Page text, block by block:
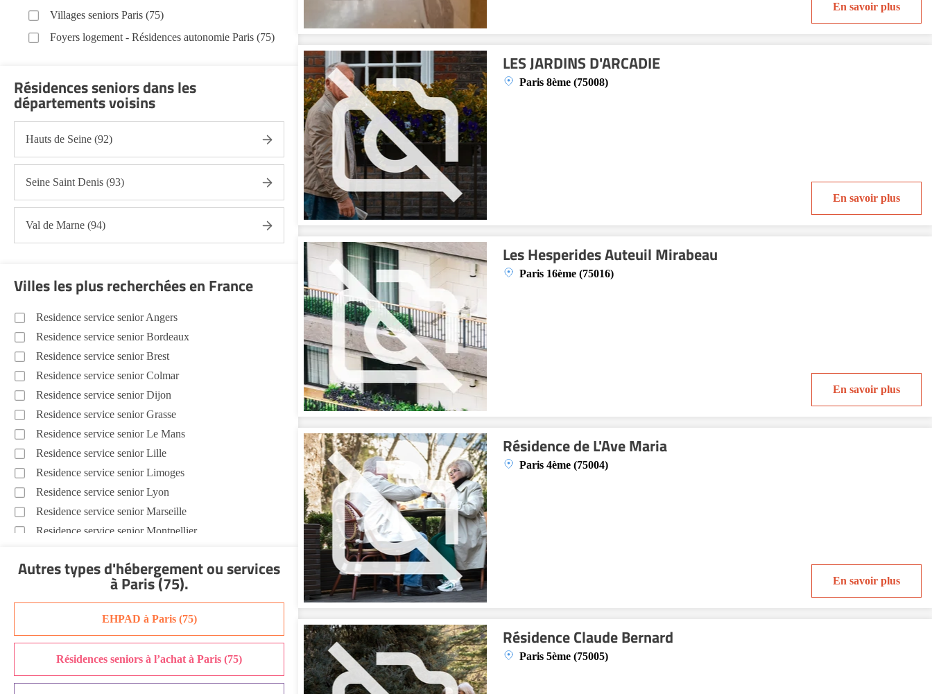
En savoir plus
LES JARDINS D'ARCADIE
Paris 8ème (75008)
En savoir plus
Les Hesperides Auteuil Mirabeau
Paris 16ème (75016)
En savoir plus
Résidence de L'Ave Maria
Paris 4ème (75004)
En savoir plus
Résidence Claude Bernard
Paris 5ème (75005)
Villages seniors Paris (75)
Foyers logement - Résidences autonomie Paris (75)
Résidences seniors dans les
départements voisins
Hauts de Seine (92)
Seine Saint Denis (93)
Val de Marne (94)
Villes les plus recherchées en France
Residence service senior Angers
Residence service senior Bordeaux
Residence service senior Brest
Residence service senior Colmar
Residence service senior Dijon
Residence service senior Grasse
Residence service senior Le Mans
Residence service senior Lille
Residence service senior Limoges
Residence service senior Lyon
Residence service senior Marseille
Residence service senior Montpellier
Residence service senior Nantes
Residence service senior Nîmes
Residence service senior Perpignan
Residence service senior Rennes
Residence service senior Strasbourg
Residence service senior Toulouse
Autres types d'hébergement ou services
à Paris (75).
EHPAD à Paris (75)
Résidences seniors à l’achat à Paris (75)